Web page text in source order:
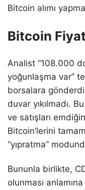
Bitcoin alımı
Bitcoin
Analist “108.000
yoğunlaşma var”
borsalara
duvar yıkılmadı.
ve satışları
Bitcoin’lerini
“yıpratma”
Bununla birlikte,
olunması